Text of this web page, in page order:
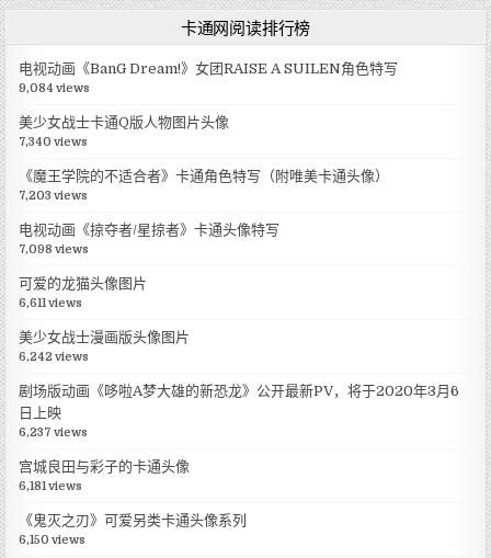
卡通网阅读排行榜
电视动画《BanG Dream!》女团RAISE A SUILEN角色特写
9,084 views
美少女战士卡通Q版人物图片头像
7,340 views
《魔王学院的不适合者》卡通角色特写（附唯美卡通头像）
7,203 views
电视动画《掠夺者/星掠者》卡通头像特写
7,098 views
可爱的龙猫头像图片
6,611 views
美少女战士漫画版头像图片
6,242 views
剧场版动画《哆啦A梦大雄的新恐龙》公开最新PV，将于2020年3月6
日上映
6,237 views
宫城良田与彩子的卡通头像
6,181 views
《鬼灭之刃》可爱另类卡通头像系列
6,150 views